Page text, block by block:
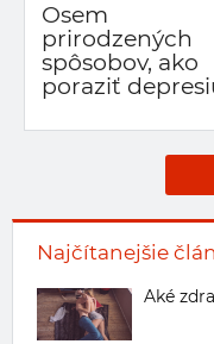
Najčítanejšie
Aké
Osem
prirodzených
spôsobov, ako
poraziť